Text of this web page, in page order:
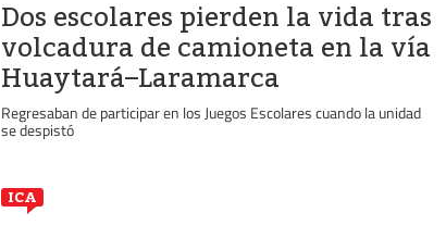
Dos escolares pierden la vida tras
volcadura de camioneta en la vía
Huaytará–Laramarca
Regresaban de participar en los Juegos Escolares cuando la unidad
se despistó
ICA